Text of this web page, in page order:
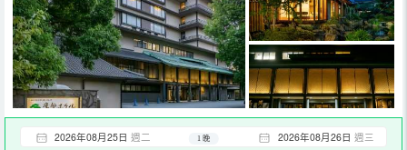
2026年08月25日 週二 2026年08月26日 週三
1 晚